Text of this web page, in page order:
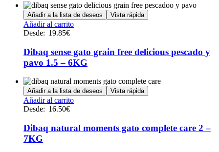
se
pueden
elegir
página
de
Añadir a la lista de deseos Vista rápida
Añadir al carritoEste
múltiples
variantes.
Las
se
pueden
elegir
página
Desde: 19.85€
Dibaq sense gato grain free delicious pescado y
pavo 1.5 – 6KG
Añadir a la lista de deseos Vista rápida
Añadir al carritoEste
múltiples
variantes.
Desde: 16.50€
Dibaq natural moments gato complete care 2 –
7KG